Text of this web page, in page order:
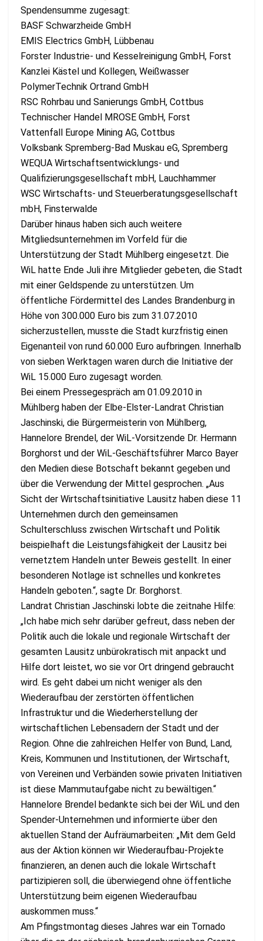
Spendensumme zugesagt:
BASF Schwarzheide GmbH
EMIS Electrics GmbH, Lübbenau
Forster Industrie- und Kesselreinigung GmbH, Forst
Kanzlei Kästel und Kollegen, Weißwasser
PolymerTechnik Ortrand GmbH
RSC Rohrbau und Sanierungs GmbH, Cottbus
Technischer Handel MROSE GmbH, Forst
Vattenfall Europe Mining AG, Cottbus
Volksbank Spremberg-Bad Muskau eG, Spremberg
WEQUA Wirtschaftsentwicklungs- und
Qualifizierungsgesellschaft mbH, Lauchhammer
WSC Wirtschafts- und Steuerberatungsgesellschaft
mbH, Finsterwalde
Darüber hinaus haben sich auch weitere
Mitgliedsunternehmen im Vorfeld für die
Unterstützung der Stadt Mühlberg eingesetzt. Die
WiL hatte Ende Juli ihre Mitglieder gebeten, die Stadt
mit einer Geldspende zu unterstützen. Um
öffentliche Fördermittel des Landes Brandenburg in
Höhe von 300.000 Euro bis zum 31.07.2010
sicherzustellen, musste die Stadt kurzfristig einen
Eigenanteil von rund 60.000 Euro aufbringen. Innerhalb
von sieben Werktagen waren durch die Initiative der
WiL 15.000 Euro zugesagt worden.
Bei einem Pressegespräch am 01.09.2010 in
Mühlberg haben der Elbe-Elster-Landrat Christian
Jaschinski, die Bürgermeisterin von Mühlberg,
Hannelore Brendel, der WiL-Vorsitzende Dr. Hermann
Borghorst und der WiL-Geschäftsführer Marco Bayer
den Medien diese Botschaft bekannt gegeben und
über die Verwendung der Mittel gesprochen. „Aus
Sicht der Wirtschaftsinitiative Lausitz haben diese 11
Unternehmen durch den gemeinsamen
Schulterschluss zwischen Wirtschaft und Politik
beispielhaft die Leistungsfähigkeit der Lausitz bei
vernetztem Handeln unter Beweis gestellt. In einer
besonderen Notlage ist schnelles und konkretes
Handeln geboten.“, sagte Dr. Borghorst.
Landrat Christian Jaschinski lobte die zeitnahe Hilfe:
„Ich habe mich sehr darüber gefreut, dass neben der
Politik auch die lokale und regionale Wirtschaft der
gesamten Lausitz unbürokratisch mit anpackt und
Hilfe dort leistet, wo sie vor Ort dringend gebraucht
wird. Es geht dabei um nicht weniger als den
Wiederaufbau der zerstörten öffentlichen
Infrastruktur und die Wiederherstellung der
wirtschaftlichen Lebensadern der Stadt und der
Region. Ohne die zahlreichen Helfer von Bund, Land,
Kreis, Kommunen und Institutionen, der Wirtschaft,
von Vereinen und Verbänden sowie privaten Initiativen
ist diese Mammutaufgabe nicht zu bewältigen.“
Hannelore Brendel bedankte sich bei der WiL und den
Spender-Unternehmen und informierte über den
aktuellen Stand der Aufräumarbeiten: „Mit dem Geld
aus der Aktion können wir Wiederaufbau-Projekte
finanzieren, an denen auch die lokale Wirtschaft
partizipieren soll, die überwiegend ohne öffentliche
Unterstützung beim eigenen Wiederaufbau
auskommen muss.“
Am Pfingstmontag dieses Jahres war ein Tornado